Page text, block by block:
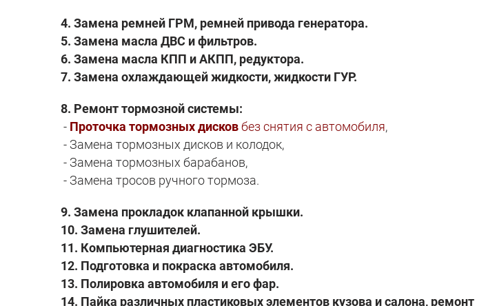
4. Замена ремней ГРМ, ремней привода генератора.
5. Замена масла ДВС и фильтров.
6. Замена масла КПП и АКПП, редуктора.
7. Замена охлаждающей жидкости, жидкости ГУР.
8. Ремонт тормозной системы:
- Проточка тормозных дисковбез снятия с автомобиля,
- Замена тормозных дисков и колодок,
- Замена тормозных барабанов,
- Замена тросов ручного тормоза.
9. Замена прокладок клапанной крышки.
10. Замена глушителей.
11. Компьютерная диагностика ЭБУ.
12. Подготовка и покраска автомобиля.
13. Полировка автомобиля и его фар.
14. Пайка различных пластиковых элементов кузова и салона,